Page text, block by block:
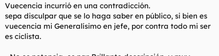
Vuecencia incurrió en una contradicción.
sepa disculpar que se lo haga saber en público, si bien es
vuecencia mi Generalísimo en jefe, por contra todo mi ser
es ciclista.